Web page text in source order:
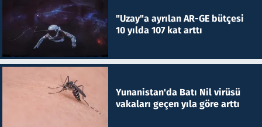
"Uzay"a ayrılan AR-GE bütçesi
10 yılda 107 kat arttı
Yunanistan'da Batı Nil virüsü
vakaları geçen yıla göre arttı